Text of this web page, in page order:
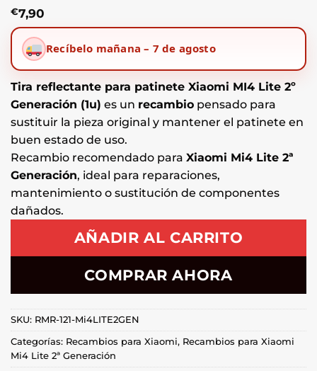
€7,90
Recíbelo mañana – 7 de agosto
Tira reflectante para patinete Xiaomi MI4 Lite 2º
Generación (1u) es un recambio pensado para
sustituir la pieza original y mantener el patinete en
buen estado de uso.
Recambio recomendado para Xiaomi Mi4 Lite 2ª
Generación, ideal para reparaciones,
mantenimiento o sustitución de componentes
dañados.
AÑADIR AL CARRITO
COMPRAR AHORA
SKU: RMR-121-Mi4LITE2GEN
Categorías: Recambios para Xiaomi, Recambios para Xiaomi
Mi4 Lite 2ª Generación